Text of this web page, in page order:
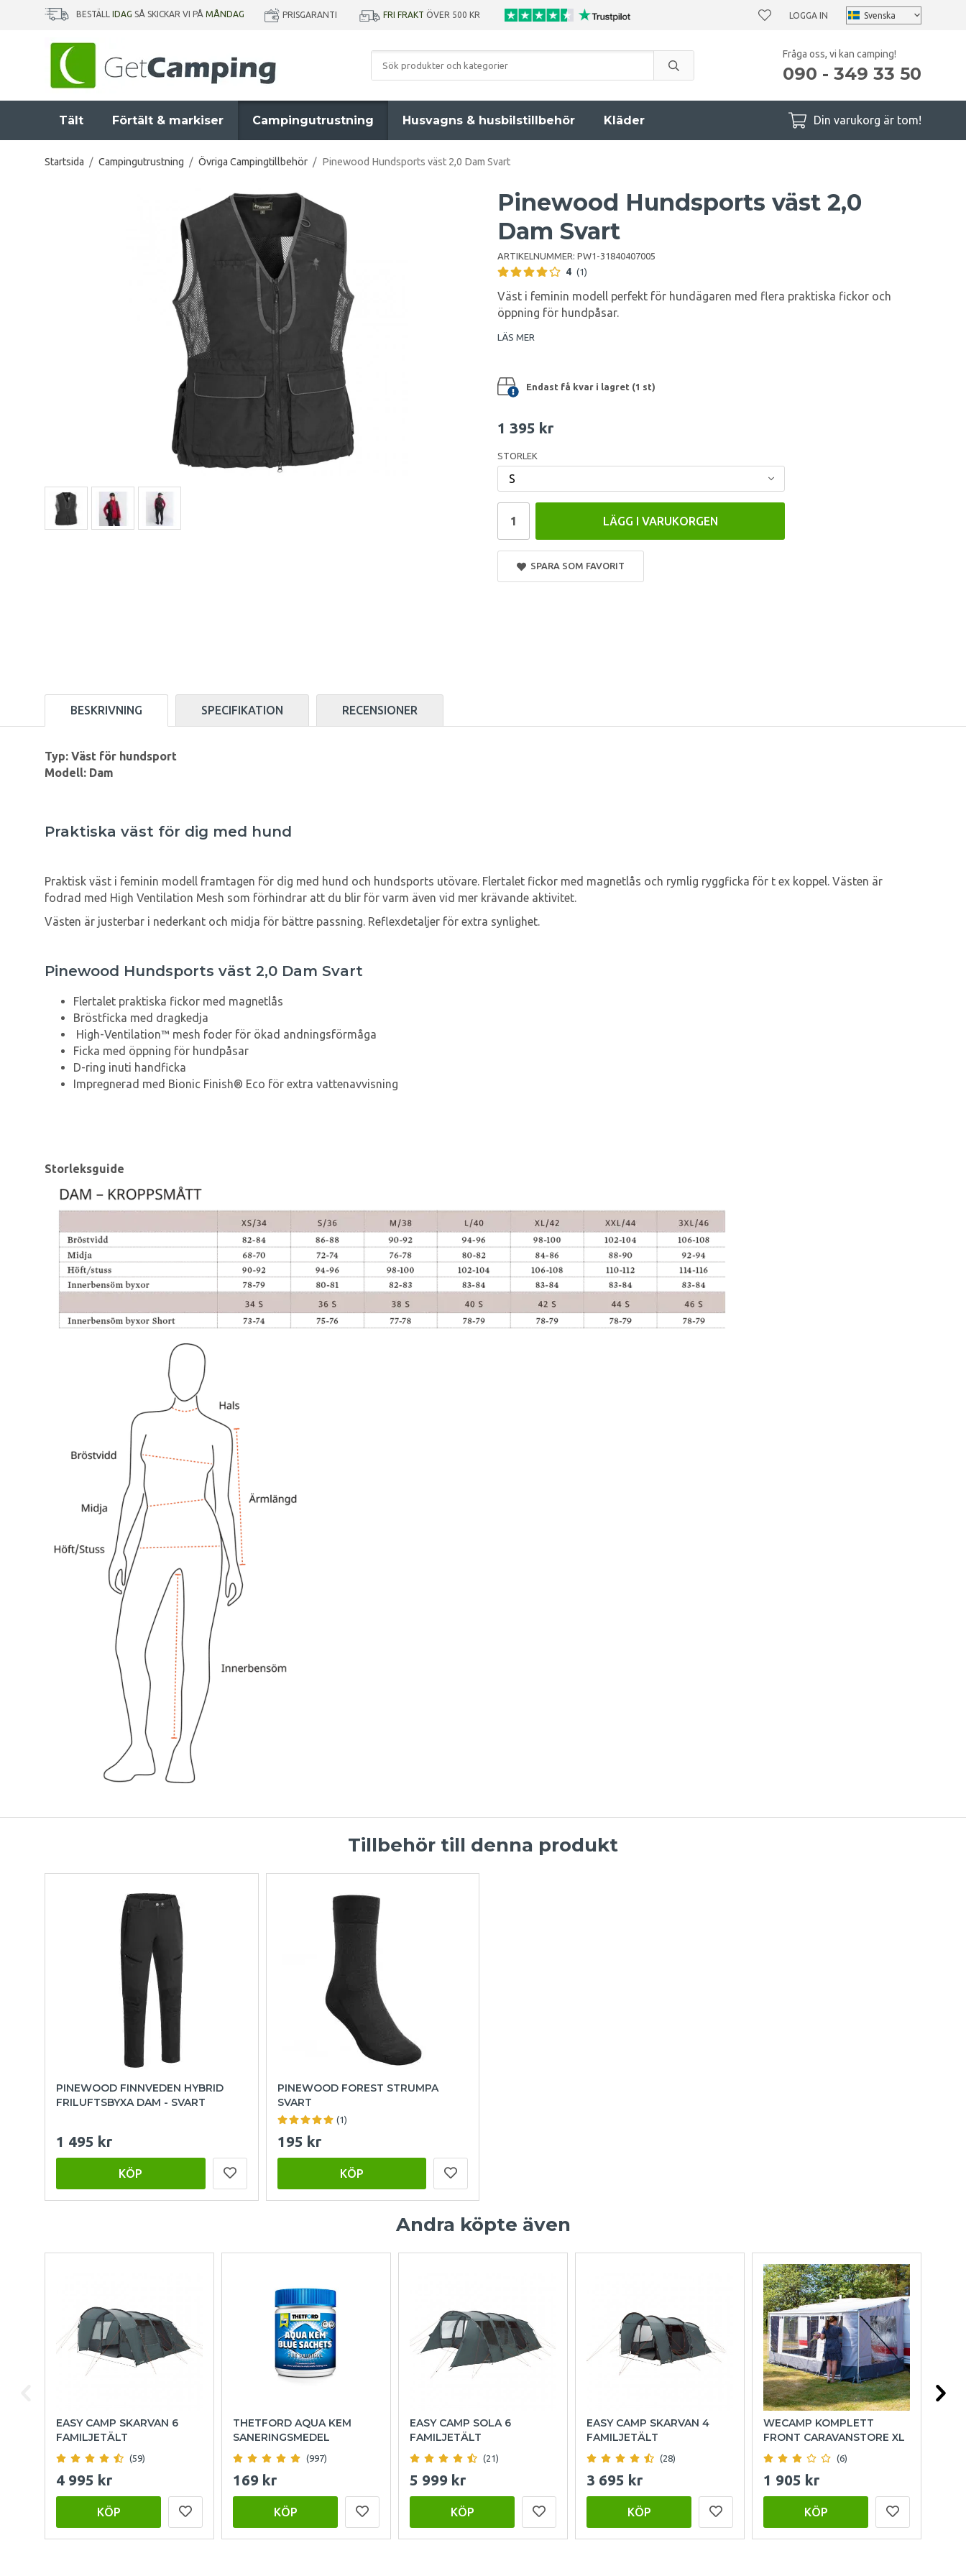
BESTÄLL IDAG SÅ SKICKAR VI PÅ MÅNDAG PRISGARANTI FRI FRAKT ÖVER 500 KR LOGGA IN
Fråga oss, vi kan camping!
090 - 349 33 50
Tält Förtält & markiser Campingutrustning Husvagns & husbilstillbehör Kläder Din varukorg är tom!
Startsida / Campingutrustning / Övriga Campingtillbehör / Pinewood Hundsports väst 2,0 Dam Svart
Pinewood Hundsports väst 2,0
Dam Svart
ARTIKELNUMMER: PW1-31840407005
4 (1)
Väst i feminin modell perfekt för hundägaren med flera praktiska fickor och
öppning för hundpåsar.
LÄS MER
Endast få kvar i lagret (1 st)
1 395 kr
STORLEK
LÄGG I VARUKORGEN
SPARA SOM FAVORIT
BESKRIVNING SPECIFIKATION RECENSIONER
Typ: Väst för hundsport
Modell: Dam
Praktiska väst för dig med hund
Praktisk väst i feminin modell framtagen för dig med hund och hundsports utövare. Flertalet fickor med magnetlås och rymlig ryggficka för t ex koppel. Västen är
fodrad med High Ventilation Mesh som förhindrar att du blir för varm även vid mer krävande aktivitet.
Västen är justerbar i nederkant och midja för bättre passning. Reflexdetaljer för extra synlighet.
Pinewood Hundsports väst 2,0 Dam Svart
Flertalet praktiska fickor med magnetlås
Bröstficka med dragkedja
High-Ventilation™ mesh foder för ökad andningsförmåga
Ficka med öppning för hundpåsar
D-ring inuti handficka
Impregnerad med Bionic Finish® Eco för extra vattenavvisning
Storleksguide
Tillbehör till denna produkt
PINEWOOD FINNVEDEN HYBRID
FRILUFTSBYXA DAM - SVART
1 495 kr
KÖP
PINEWOOD FOREST STRUMPA
SVART
(1)
195 kr
KÖP
Andra köpte även
EASY CAMP SKARVAN 6
FAMILJETÄLT
(59)
4 995 kr
KÖP
THETFORD AQUA KEM
SANERINGSMEDEL
(997)
169 kr
KÖP
EASY CAMP SOLA 6
FAMILJETÄLT
(21)
5 999 kr
KÖP
EASY CAMP SKARVAN 4
FAMILJETÄLT
(28)
3 695 kr
KÖP
WECAMP KOMPLETT
FRONT CARAVANSTORE XL
(6)
1 905 kr
KÖP